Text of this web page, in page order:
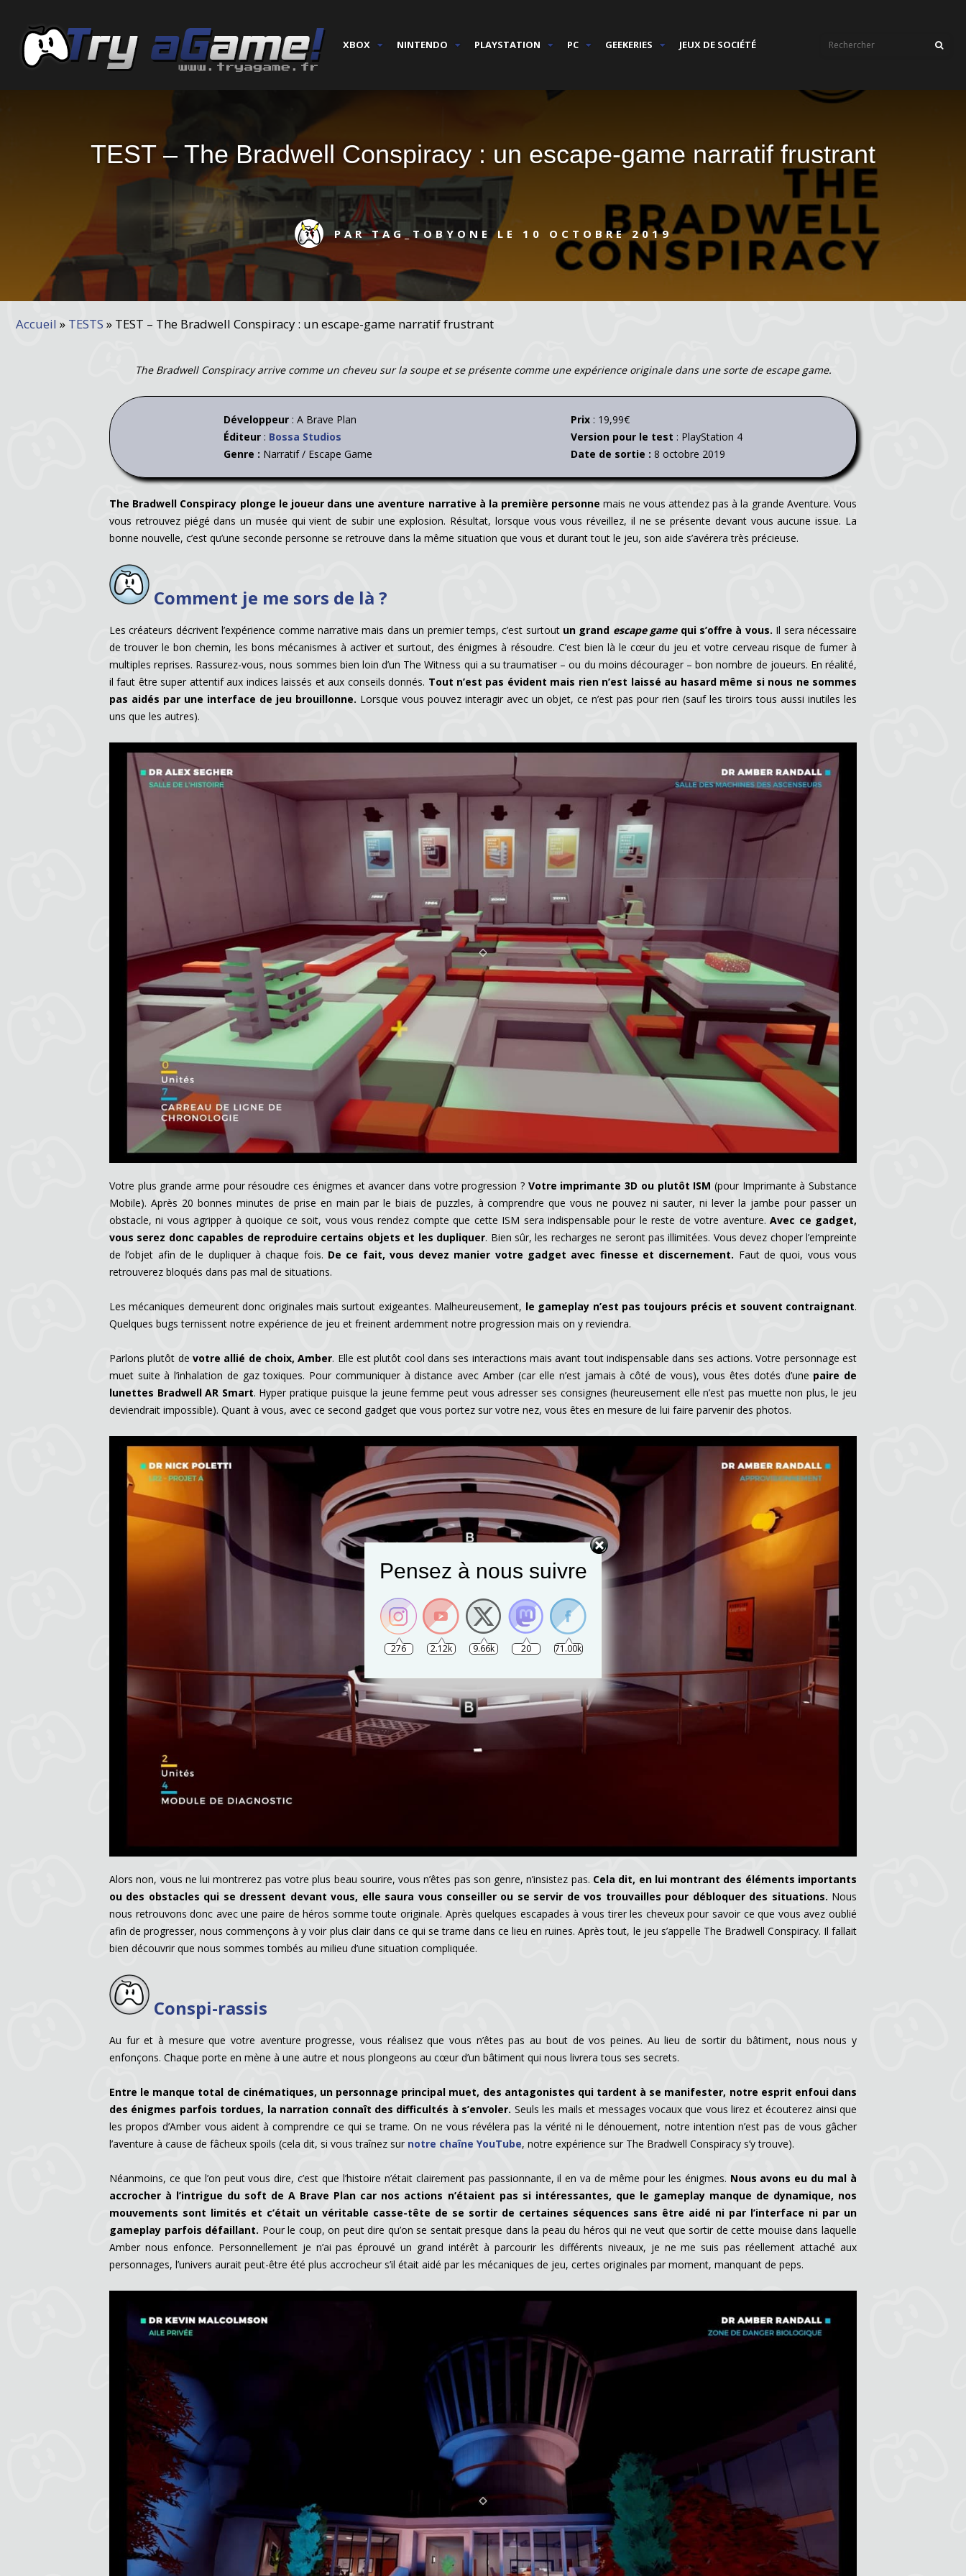
XBOX NINTENDO PLAYSTATION PC GEEKERIES JEUX DE SOCIÉTÉ
TEST – The Bradwell Conspiracy : un escape-game narratif frustrant
PARTAG_TOBYONE LE 10 OCTOBRE 2019
Accueil » TESTS » TEST – The Bradwell Conspiracy : un escape-game narratif frustrant
The Bradwell Conspiracy arrive comme un cheveu sur la soupe et se présente comme une expérience originale dans une sorte de escape game.
Développeur : A Brave Plan
Éditeur : Bossa Studios
Genre : Narratif / Escape Game
Prix : 19,99€
Version pour le test : PlayStation 4
Date de sortie : 8 octobre 2019
The Bradwell Conspiracy plonge le joueur dans une aventure narrative à la première personne mais ne vous attendez pas à la grande Aventure. Vous
vous retrouvez piégé dans un musée qui vient de subir une explosion. Résultat, lorsque vous vous réveillez, il ne se présente devant vous aucune issue. La
bonne nouvelle, c’est qu’une seconde personne se retrouve dans la même situation que vous et durant tout le jeu, son aide s’avérera très précieuse.
Comment je me sors de là ?
Les créateurs décrivent l’expérience comme narrative mais dans un premier temps, c’est surtoutun grand escape gamequi s’offre à vous. Il sera nécessaire
de trouver le bon chemin, les bons mécanismes à activer et surtout, des énigmes à résoudre. C’est bien là le cœur du jeu et votre cerveau risque de fumer à
multiples reprises. Rassurez-vous, nous sommes bien loin d’un The Witness qui a su traumatiser – ou du moins décourager – bon nombre de joueurs. En réalité,
il faut être super attentif aux indices laissés et aux conseils donnés. Tout n’est pas évident mais rien n’est laissé au hasard même si nous ne sommes
pas aidés par une interface de jeu brouillonne. Lorsque vous pouvez interagir avec un objet, ce n’est pas pour rien (sauf les tiroirs tous aussi inutiles les
uns que les autres).
Votre plus grande arme pour résoudre ces énigmes et avancer dans votre progression ? Votre imprimante 3D ou plutôt ISM (pour Imprimante à Substance
Mobile). Après 20 bonnes minutes de prise en main par le biais de puzzles, à comprendre que vous ne pouvez ni sauter, ni lever la jambe pour passer un
obstacle, ni vous agripper à quoique ce soit, vous vous rendez compte que cette ISM sera indispensable pour le reste de votre aventure.Avec ce gadget,
vous serez donc capables de reproduire certains objets et les dupliquer. Bien sûr, les recharges ne seront pas illimitées. Vous devez choper l’empreinte
de l’objet afin de le dupliquer à chaque fois. De ce fait, vous devez manier votre gadget avec finesse et discernement. Faut de quoi, vous vous
retrouverez bloqués dans pas mal de situations.
Les mécaniques demeurent donc originales mais surtout exigeantes. Malheureusement, le gameplay n’est pas toujours précis et souvent contraignant.
Quelques bugs ternissent notre expérience de jeu et freinent ardemment notre progression mais on y reviendra.
Parlons plutôt de votre allié de choix, Amber. Elle est plutôt cool dans ses interactions mais avant tout indispensable dans ses actions. Votre personnage est
muet suite à l’inhalation de gaz toxiques. Pour communiquer à distance avec Amber (car elle n’est jamais à côté de vous), vous êtes dotés d’une paire de
lunettes Bradwell AR Smart. Hyper pratique puisque la jeune femme peut vous adresser ses consignes (heureusement elle n’est pas muette non plus, le jeu
deviendrait impossible). Quant à vous, avec ce second gadget que vous portez sur votre nez, vous êtes en mesure de lui faire parvenir des photos.
Alors non, vous ne lui montrerez pas votre plus beau sourire, vous n’êtes pas son genre, n’insistez pas. Cela dit, en lui montrant des éléments importants
ou des obstacles qui se dressent devant vous, elle saura vous conseiller ou se servir de vos trouvailles pour débloquer des situations. Nous
nous retrouvons donc avec une paire de héros somme toute originale. Après quelques escapades à vous tirer les cheveux pour savoir ce que vous avez oublié
afin de progresser, nous commençons à y voir plus clair dans ce qui se trame dans ce lieu en ruines. Après tout, le jeu s’appelle The Bradwell Conspiracy. Il fallait
bien découvrir que nous sommes tombés au milieu d’une situation compliquée.
Conspi-rassis
Au fur et à mesure que votre aventure progresse, vous réalisez que vous n’êtes pas au bout de vos peines. Au lieu de sortir du bâtiment, nous nous y
enfonçons. Chaque porte en mène à une autre et nous plongeons au cœur d’un bâtiment qui nous livrera tous ses secrets.
Entre le manque total de cinématiques, un personnage principal muet, des antagonistes qui tardent à se manifester, notre esprit enfoui dans
des énigmes parfois tordues, la narration connaît des difficultés à s’envoler. Seuls les mails et messages vocaux que vous lirez et écouterez ainsi que
les propos d’Amber vous aident à comprendre ce qui se trame. On ne vous révélera pas la vérité ni le dénouement, notre intention n’est pas de vous gâcher
l’aventure à cause de fâcheux spoils (cela dit, si vous traînez sur notre chaîne YouTube, notre expérience sur The Bradwell Conspiracy s’y trouve).
Néanmoins, ce que l’on peut vous dire, c’est que l’histoire n’était clairement pas passionnante, il en va de même pour les énigmes. Nous avons eu du mal à
accrocher à l’intrigue du soft de A Brave Plan car nos actions n’étaient pas si intéressantes, que le gameplay manque de dynamique, nos
mouvements sont limités et c’était un véritable casse-tête de se sortir de certaines séquences sans être aidé ni par l’interface ni par un
gameplay parfois défaillant. Pour le coup, on peut dire qu’on se sentait presque dans la peau du héros qui ne veut que sortir de cette mouise dans laquelle
Amber nous enfonce. Personnellement je n’ai pas éprouvé un grand intérêt à parcourir les différents niveaux, je ne me suis pas réellement attaché aux
personnages, l’univers aurait peut-être été plus accrocheur s’il était aidé par les mécaniques de jeu, certes originales par moment, manquant de peps.
Pensez à nous suivre
276 2.12k 9.66k 20 71.00k